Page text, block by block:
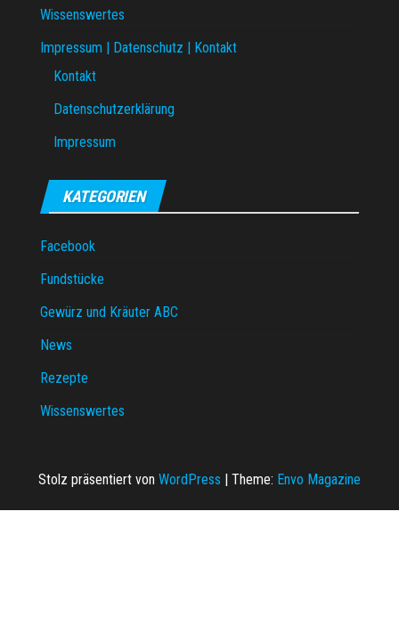
Wissenswertes
Impressum | Datenschutz | Kontakt
Kontakt
Datenschutzerklärung
Impressum
KATEGORIEN
Facebook
Fundstücke
Gewürz und Kräuter ABC
News
Rezepte
Wissenswertes
Stolz präsentiert von WordPress Theme: Envo Magazine